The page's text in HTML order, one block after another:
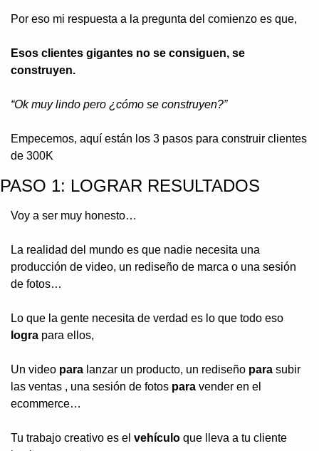
Por eso mi respuesta a la pregunta del comienzo es que,
Esos clientes gigantes no se consiguen, se
construyen.
“Ok muy lindo pero ¿cómo se construyen?”
Empecemos, aquí están los 3 pasos para construir clientes
de 300K
PASO 1: LOGRAR RESULTADOS
Voy a ser muy honesto…
La realidad del mundo es que nadie necesita una
producción de video, un rediseño de marca o una sesión
de fotos…
logra para ellos,
Un video para lanzar un producto, un rediseño para subir
las ventas , una sesión de fotos para vender en el
ecommerce…
Tu trabajo creativo es el vehículo que lleva a tu cliente